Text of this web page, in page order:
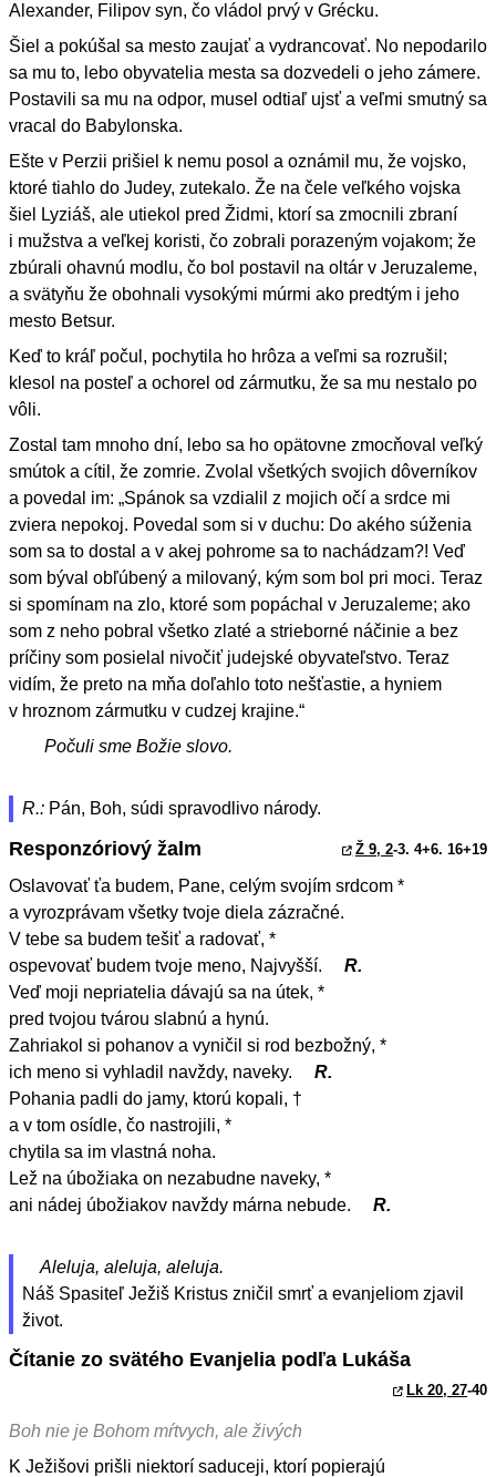
Alexander, Filipov syn, čo vládol prvý v Grécku.
Šiel a pokúšal sa mesto zaujať a vydrancovať. No nepodarilo
sa mu to, lebo obyvatelia mesta sa dozvedeli o jeho zámere.
Postavili sa mu na odpor, musel odtiaľ ujsť a veľmi smutný sa
vracal do Babylonska.
Ešte v Perzii prišiel k nemu posol a oznámil mu, že vojsko,
ktoré tiahlo do Judey, zutekalo. Že na čele veľkého vojska
šiel Lyziáš, ale utiekol pred Židmi, ktorí sa zmocnili zbraní
i mužstva a veľkej koristi, čo zobrali porazeným vojakom; že
zbúrali ohavnú modlu, čo bol postavil na oltár v Jeruzaleme,
a svätyňu že obohnali vysokými múrmi ako predtým i jeho
mesto Betsur.
Keď to kráľ počul, pochytila ho hrôza a veľmi sa rozrušil;
klesol na posteľ a ochorel od zármutku, že sa mu nestalo po
vôli.
Zostal tam mnoho dní, lebo sa ho opätovne zmocňoval veľký
smútok a cítil, že zomrie. Zvolal všetkých svojich dôverníkov
a povedal im: „Spánok sa vzdialil z mojich očí a srdce mi
zviera nepokoj. Povedal som si v duchu: Do akého súženia
som sa to dostal a v akej pohrome sa to nachádzam?! Veď
som býval obľúbený a milovaný, kým som bol pri moci. Teraz
si spomínam na zlo, ktoré som popáchal v Jeruzaleme; ako
som z neho pobral všetko zlaté a strieborné náčinie a bez
príčiny som posielal nivočiť judejské obyvateľstvo. Teraz
vidím, že preto na mňa doľahlo toto nešťastie, a hyniem
v hroznom zármutku v cudzej krajine.“
Počuli sme Božie slovo.
R.: Pán, Boh, súdi spravodlivo národy.
Responzóriový žalm Ž 9, 2-3. 4+6. 16+19
Oslavovať ťa budem, Pane, celým svojím srdcom *
a vyrozprávam všetky tvoje diela zázračné.
V tebe sa budem tešiť a radovať, *
ospevovať budem tvoje meno, Najvyšší.
R.
Veď moji nepriatelia dávajú sa na útek, *
pred tvojou tvárou slabnú a hynú.
Zahriakol si pohanov a vyničil si rod bezbožný, *
ich meno si vyhladil navždy, naveky.
R.
Pohania padli do jamy, ktorú kopali, †
a v tom osídle, čo nastrojili, *
chytila sa im vlastná noha.
Lež na úbožiaka on nezabudne naveky, *
ani nádej úbožiakov navždy márna nebude.
R.
Aleluja, aleluja, aleluja.
Náš Spasiteľ Ježiš Kristus zničil smrť a evanjeliom zjavil
život.
Čítanie zo svätého Evanjelia podľa Lukáša
Lk 20, 27-40
Boh nie je Bohom mŕtvych, ale živých
K Ježišovi prišli niektorí saduceji, ktorí popierajú